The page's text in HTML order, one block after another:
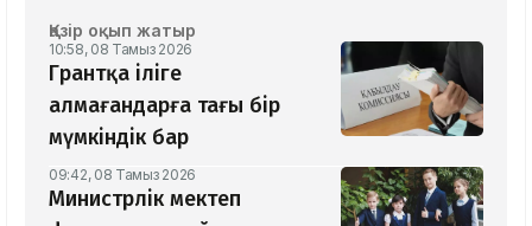
Қазір оқып жатыр
10:58, 08 Тамыз 2026
Грантқа іліге
алмағандарға тағы бір
мүмкіндік бар
09:42, 08 Тамыз 2026
Министрлік мектеп